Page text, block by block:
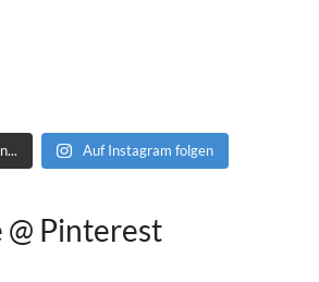
Auf Instagram folgen
Pinterest